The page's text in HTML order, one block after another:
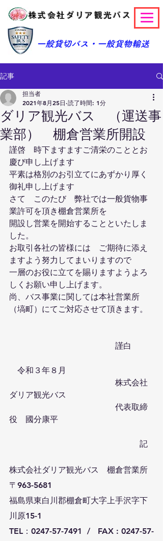
株式会社ダリア観光バス
​一般貸切バス・一般貨物輸送
記事
ダリア観光バス （運送事
業部） 棚倉営業所開設
担当者
2021年8月25日 読了時間: 1分
謹啓　時下ますますご清栄のこととお
慶び申し上げます
平素は格別のお引立てにあずかり厚く
御礼申し上げます
さて　このたび　弊社では一般貨物事
業許可を頂き棚倉営業所を
開設し営業を開始することといたしま
した。
お取引各社の皆様には　ご期待に添え
ますよう努力してまいりますので
一層のお役に立てを賜りますようよろ
しくお願い申し上げます。
尚、バス事業に関しては本社営業所
（塙町）にてご対応させて頂きます。
謹白
令和３年８月
株式会社
ダリア観光バス
代表取締
役　國分康平
記
株式会社ダリア観光バス　棚倉営業所
〒963-5681
福島県東白川郡棚倉町大字上手沢字下
川原15-1
TEL：0247-57-7491  /   FAX : 0247-57-